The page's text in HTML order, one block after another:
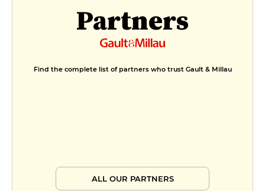
Partners
Find the complete list of partners who trust Gault & Millau
ALL OUR PARTNERS